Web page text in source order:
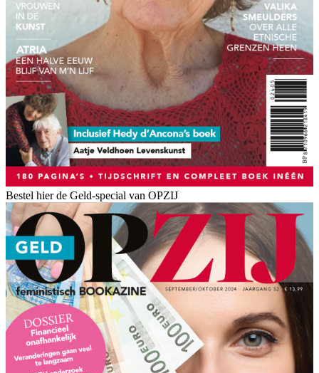
Bestel hier de Geld-special van OPZIJ